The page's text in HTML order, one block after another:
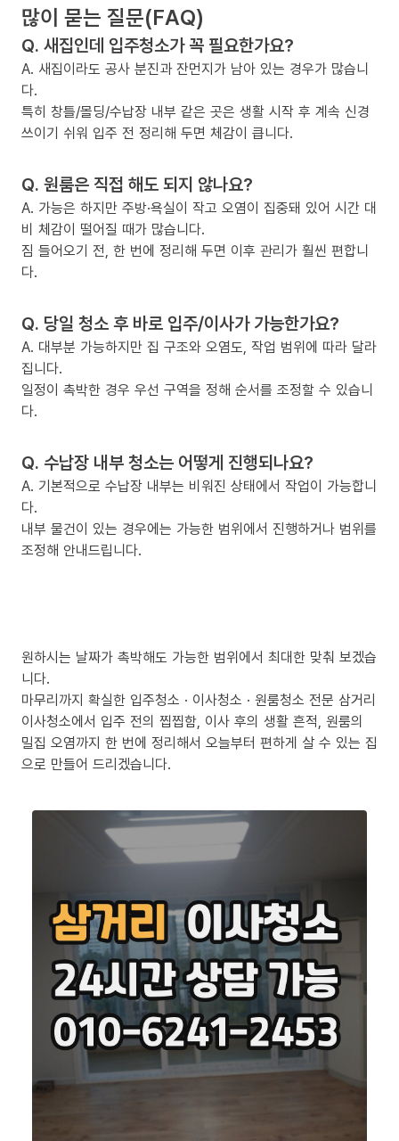
많이 묻는 질문(FAQ)
Q. 새집인데 입주청소가 꼭 필요한가요?
A. 새집이라도 공사 분진과 잔먼지가 남아 있는 경우가 많습니
다.
특히 창틀/몰딩/수납장 내부 같은 곳은 생활 시작 후 계속 신경
쓰이기 쉬워 입주 전 정리해 두면 체감이 큽니다.
Q. 원룸은 직접 해도 되지 않나요?
A. 가능은 하지만 주방·욕실이 작고 오염이 집중돼 있어 시간 대
비 체감이 떨어질 때가 많습니다.
짐 들어오기 전, 한 번에 정리해 두면 이후 관리가 훨씬 편합니
다.
Q. 당일 청소 후 바로 입주/이사가 가능한가요?
A. 대부분 가능하지만 집 구조와 오염도, 작업 범위에 따라 달라
집니다.
일정이 촉박한 경우 우선 구역을 정해 순서를 조정할 수 있습니
다.
Q. 수납장 내부 청소는 어떻게 진행되나요?
A. 기본적으로 수납장 내부는 비워진 상태에서 작업이 가능합니
다.
내부 물건이 있는 경우에는 가능한 범위에서 진행하거나 범위를
조정해 안내드립니다.
원하시는 날짜가 촉박해도 가능한 범위에서 최대한 맞춰 보겠습
니다.
마무리까지 확실한 입주청소 · 이사청소 · 원룸청소 전문 삼거리
이사청소에서 입주 전의 찝찝함, 이사 후의 생활 흔적, 원룸의
밀집 오염까지 한 번에 정리해서 오늘부터 편하게 살 수 있는 집
으로 만들어 드리겠습니다.